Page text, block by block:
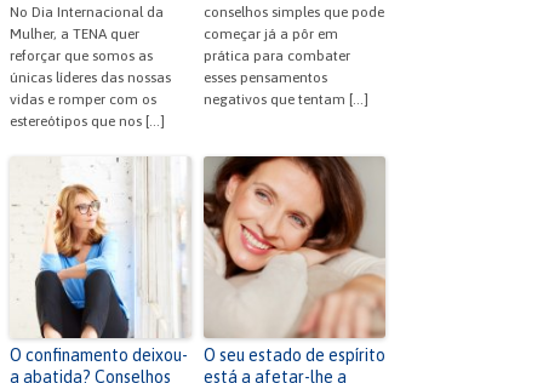
No Dia Internacional da
Mulher, a TENA quer
reforçar que somos as
únicas líderes das nossas
vidas e romper com os
estereótipos que nos […]
conselhos simples que pode
começar já a pôr em
prática para combater
esses pensamentos
negativos que tentam […]
O confinamento deixou-
a abatida? Conselhos
O seu estado de espírito
está a afetar-lhe a